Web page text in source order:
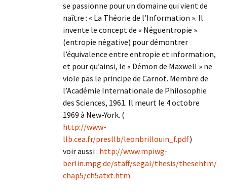
se passionne pour un domaine qui vient de
naître : « La Théorie de l’Information ». Il
invente le concept de « Néguentropie »
(entropie négative) pour démontrer
l’équivalence entre entropie et information,
et pour qu’ainsi, le « Démon de Maxwell » ne
viole pas le principe de Carnot. Membre de
l’Académie Internationale de Philosophie
des Sciences, 1961. Il meurt le 4 octobre
1969 à New-York. (
http://www-
llb.cea.fr/presllb/leonbrillouin_f.pdf)
voir aussi : http://www.mpiwg-
berlin.mpg.de/staff/segal/thesis/thesehtm/
chap5/ch5atxt.htm